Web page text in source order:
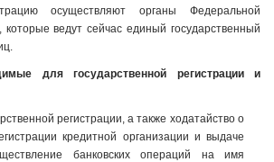
осуществляют органы Федеральной
ведут сейчас единый государственный
для государственной регистрации и
регистрации, а также ходатайство о
кредитной организации и выдаче
банковских операций на имя